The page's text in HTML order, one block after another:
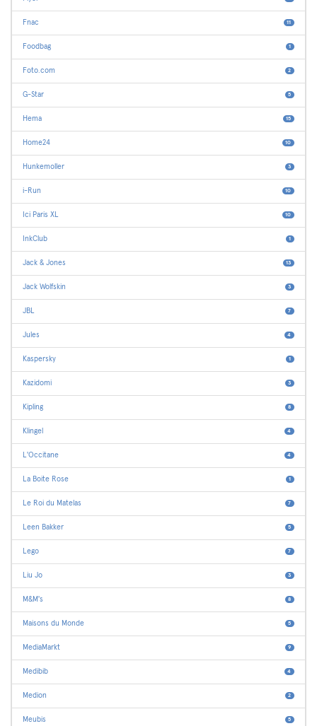
Fnac 11
Foodbag 1
Foto.com 2
G-Star 5
Hema 15
Home24 10
Hunkemoller 3
i-Run 10
Ici Paris XL 10
InkClub 1
Jack & Jones 13
Jack Wolfskin 3
JBL 7
Jules 4
Kaspersky 1
Kazidomi 3
Kipling 8
Klingel 4
L'Occitane 4
La Boite Rose 1
Le Roi du Matelas 7
Leen Bakker 5
Lego 7
Liu Jo 3
M&M's 8
Maisons du Monde 5
MediaMarkt 9
Medibib 4
Medion 2
Meubis 5